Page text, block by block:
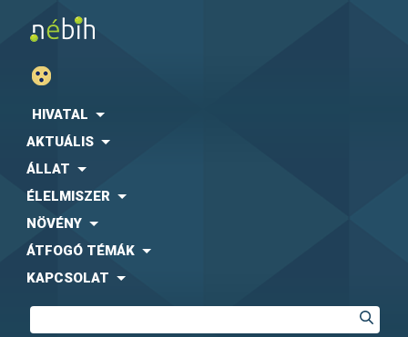
HIVATAL
AKTUÁLIS
ÁLLAT
ÉLELMISZER
NÖVÉNY
ÁTFOGÓ TÉMÁK
KAPCSOLAT